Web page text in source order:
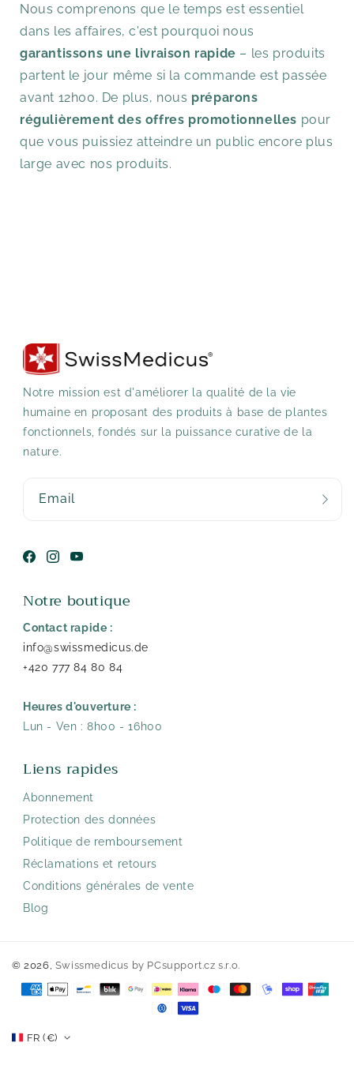
Nous comprenons que le temps est essentiel
dans les affaires, c'est pourquoi nous
garantissons une livraison rapide – les produits
partent le jour même si la commande est passée
avant 12h00. De plus, nous préparons
régulièrement des offres promotionnelles pour
que vous puissiez atteindre un public encore plus
large avec nos produits.
Notre mission est d'améliorer la qualité de la vie
humaine en proposant des produits à base de plantes
fonctionnels, fondés sur la puissance curative de la
nature.
Email
Facebook
Instagram
YouTube
Notre boutique
Contact rapide :
info@swissmedicus.de
+420 777 84 80 84
Heures d'ouverture :
Lun - Ven : 8h00 - 16h00
Liens rapides
Abonnement
Protection des données
Politique de remboursement
Réclamations et retours
Conditions générales de vente
Blog
© 2026, Swissmedicus by PCsupport.cz s.r.o.
Méthodes
paiement
FR (€)